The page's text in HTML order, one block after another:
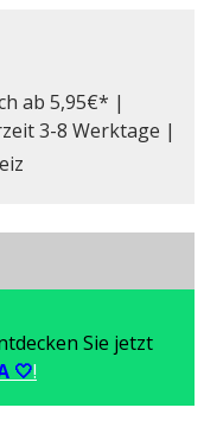
ab 5,95€* |
3-8 Werktage |
Sie jetzt
🤍!